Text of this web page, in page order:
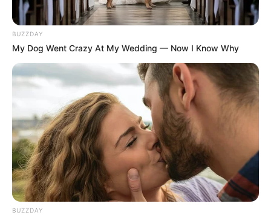
BUZZDAY
My Dog Went Crazy At My Wedding — Now I Know Why
BUZZDAY